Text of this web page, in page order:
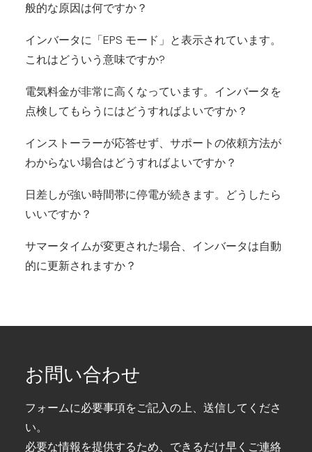
般的な原因は何ですか？
インバータに「EPS モード」と表示されています。
これはどういう意味ですか?
電気料金が非常に高くなっています。インバータを
点検してもらうにはどうすればよいですか？
インストーラーが応答せず、サポートの依頼方法が
わからない場合はどうすればよいですか？
日差しが強い時間帯に停電が続きます。どうしたら
いいですか？
サマータイムが変更された場合、インバータは自動
的に更新されますか？
お問い合わせ
フォームに必要事項をご記入の上、送信してくださ
い。
必要な情報を提供するため、できるだけ早くご連絡